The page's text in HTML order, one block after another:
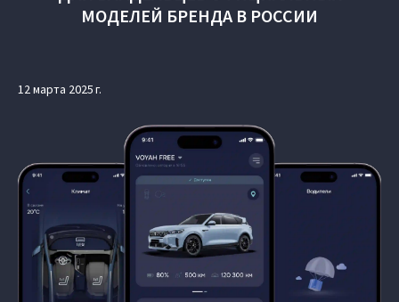
МОДЕЛЕЙ БРЕНДА В РОССИИ
12 марта 2025 г.